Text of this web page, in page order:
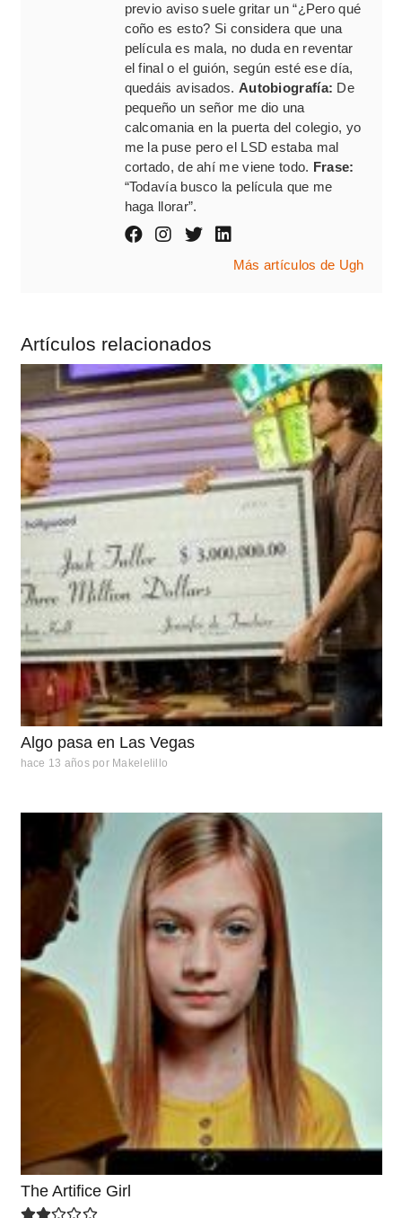
previo aviso suele gritar un “¿Pero qué
coño es esto? Si considera que una
película es mala, no duda en reventar
el final o el guión, según esté ese día,
quedáis avisados. Autobiografía: De
pequeño un señor me dio una
calcomania en la puerta del colegio, yo
me la puse pero el LSD estaba mal
cortado, de ahí me viene todo. Frase:
“Todavía busco la película que me
haga llorar”.
Más artículos de Ugh
Artículos relacionados
Algo pasa en Las Vegas
hace 13 años por Makelelillo
The Artifice Girl